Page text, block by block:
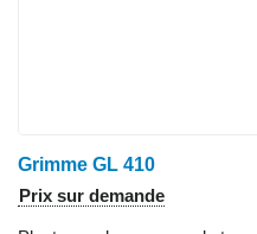
Grimme GL 410
Prix sur demande